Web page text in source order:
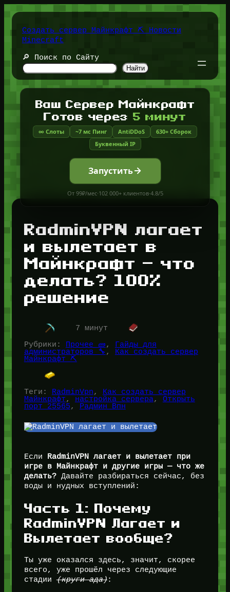
содержимому
Создать сервер Майнкрафт ⛏️ Новости
Minecraft
🔎 Поиск по Сайту
Найти
Ваш Сервер Майнкрафт
Готов через 5 минут
∞ Слоты ~7 мс Пинг AntiDDoS
630+ Сборок
Буквенный IP
Запустить
От 99₽/мес·102 000+ клиентов·4.8/5
RadminVPN лагает
и вылетает в
Майнкрафт — что
делать? 100%
решение
7 минут
Рубрики:
Прочее 🧱,
Гайды для
администраторов 🔧 ,
Как создать сервер
Майнкрафт ⛏️
Теги: RadminVpn,
Как создать сервер
Майнкрафт, настройка сервера, Открыть
порт 25565, Радмин Впн
Если RadminVPN лагает и вылетает при
игре в Майнкрафт и другие игры — что же
делать?Давайте разбираться сейчас, без
воды и нудных вступлений:
Часть 1: Почему
RadminVPN Лагает и
Вылетает вообще?
Ты уже оказался здесь, значит, скорее
всего, уже прошёл через следующие
стадии(круги ада):